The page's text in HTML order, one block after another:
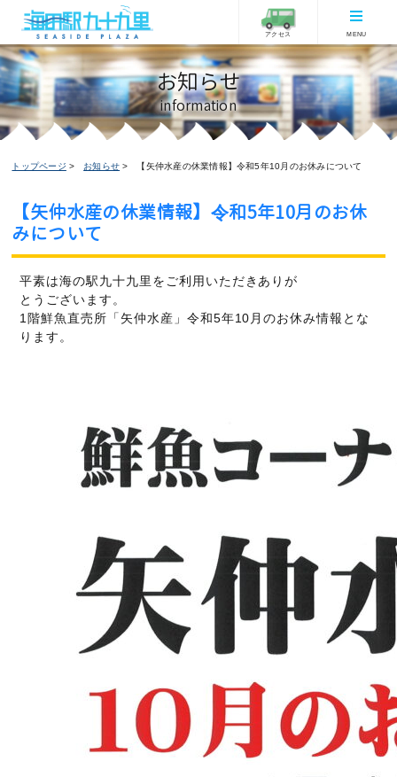
アクセス MENU
お知らせ
information
トップページ お知らせ 【矢仲水産の休業情報】令和5年10月のお休みについて
【矢仲水産の休業情報】令和5年10月のお休
みについて
平素は海の駅九十九里をご利用いただきありが
とうございます。
1階鮮魚直売所「矢仲水産」令和5年10月のお休み情報とな
ります。